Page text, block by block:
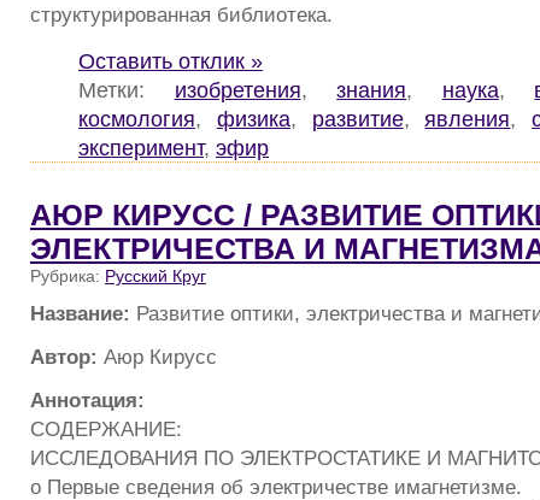
структурированная библиотека.
Оставить отклик »
Метки: изобретения,знания, наука,
космология, физика, развитие, явления,
эксперимент, эфир
АЮР КИРУСС / РАЗВИТИЕ
ЭЛЕКТРИЧЕСТВА И
Рубрика: Русский Круг
Название: Развитие оптики, электричества и
Автор: Аюр Кирусс
Аннотация:
СОДЕРЖАНИЕ:
ИССЛЕДОВАНИЯ ПО ЭЛЕКТРОСТАТИКЕ И
o Первые сведения об электричестве имагнетизме.